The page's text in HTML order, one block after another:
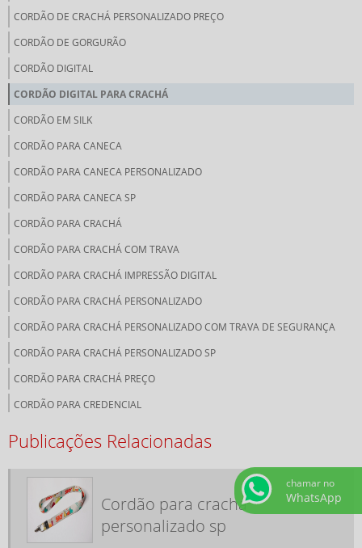
CORDÃO DE CRACHÁ PERSONALIZADO PREÇO
CORDÃO DE GORGURÃO
CORDÃO DIGITAL
CORDÃO DIGITAL PARA CRACHÁ
CORDÃO EM SILK
CORDÃO PARA CANECA
CORDÃO PARA CANECA PERSONALIZADO
CORDÃO PARA CANECA SP
CORDÃO PARA CRACHÁ
CORDÃO PARA CRACHÁ COM TRAVA
CORDÃO PARA CRACHÁ IMPRESSÃO DIGITAL
CORDÃO PARA CRACHÁ PERSONALIZADO
CORDÃO PARA CRACHÁ PERSONALIZADO COM TRAVA DE SEGURANÇA
CORDÃO PARA CRACHÁ PERSONALIZADO SP
CORDÃO PARA CRACHÁ PREÇO
CORDÃO PARA CREDENCIAL
CORDÃO PERSONALIZADO SILK
CORDÕES IMPRESSÃO DIGITAL
CORDÕES PARA CRACHÁ COM TRAVA DE SEGURANÇA
CORDÕES PARA CRACHÁ SP
Publicações Relacionadas
Cordão para crachá
personalizado sp
chamar no
WhatsApp